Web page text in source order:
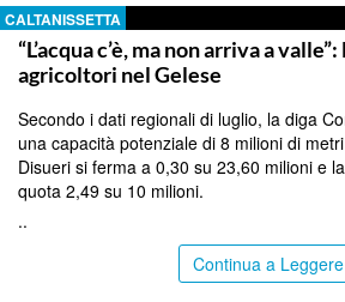
CALTANISSETTA
“L’acqua c’è, ma non arriva a
agricoltori nel Gelese
Secondo i dati regionali di luglio, la diga
una capacità potenziale di 8 milioni di
Disueri si ferma a 0,30 su 23,60 milioni e
quota 2,49 su 10 milioni.
..
Continua a Leggere